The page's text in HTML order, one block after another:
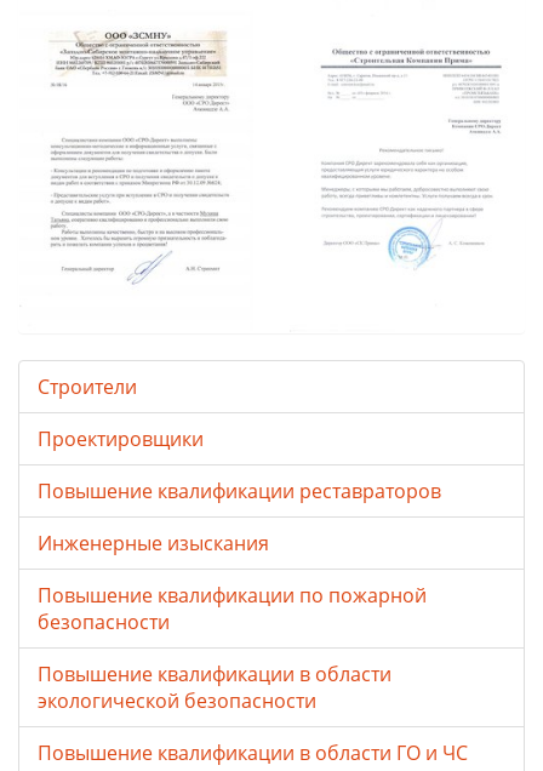
Строители
Проектировщики
Повышение квалификации реставраторов
Инженерные изыскания
Повышение квалификации по пожарной
безопасности
Повышение квалификации в области
экологической безопасности
Повышение квалификации в области ГО и ЧС